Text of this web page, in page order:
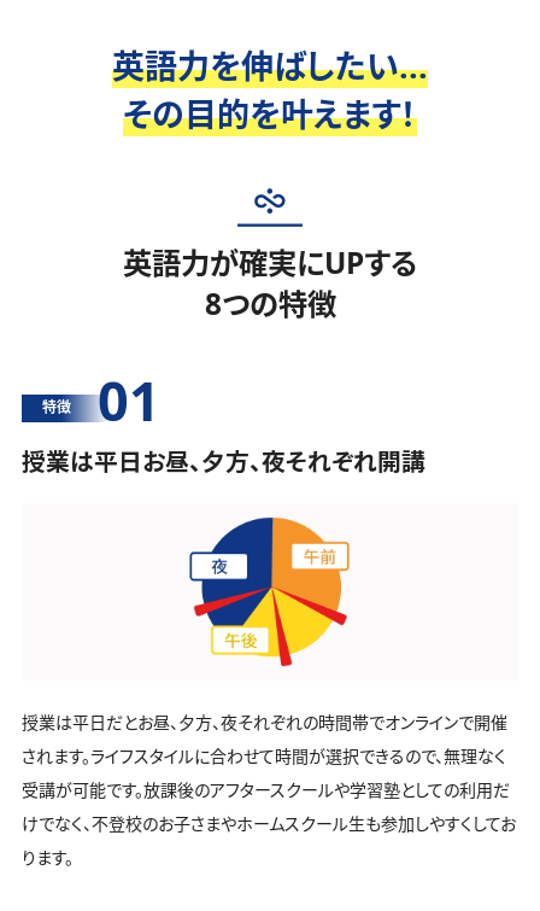
英語力を伸ばしたい...
その目的を叶えます！
英語力が確実にUPする
8つの特徴
特徴 01
授業は平日お昼、夕方、夜それぞれ開講
授業は平日だとお昼、夕方、夜それぞれの時間帯でオンラインで開催
されます。ライフスタイルに合わせて時間が選択できるので、無理なく
受講が可能です。放課後のアフタースクールや学習塾としての利用だ
けでなく、不登校のお子さまやホームスクール生も参加しやすくしてお
ります。